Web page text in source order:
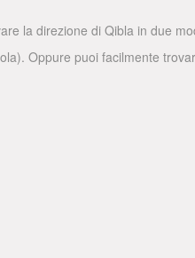
la direzione di Qibla in due
Oppure puoi facilmente